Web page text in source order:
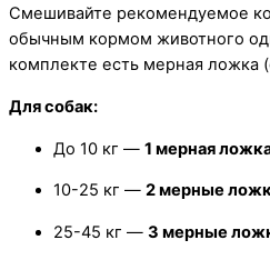
Смешивайте рекомендуемое
обычным кормом животного
комплекте есть мерная ложка
Для собак:
До 10 кг — 1 мерная
10-25 кг — 2 мерные
25-45 кг — 3 мерные